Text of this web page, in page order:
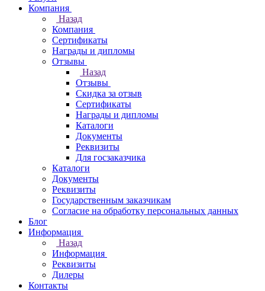
Компания
Назад
Компания
Сертификаты
Награды и дипломы
Отзывы
Назад
Отзывы
Скидка за отзыв
Сертификаты
Награды и дипломы
Каталоги
Документы
Реквизиты
Для госзаказчика
Каталоги
Документы
Реквизиты
Государственным заказчикам
Согласие на обработку персональных данных
Блог
Информация
Назад
Информация
Реквизиты
Дилеры
Контакты